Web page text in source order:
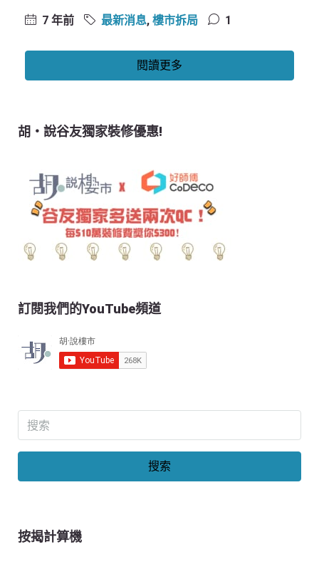
7 年前 最新消息, 樓市拆局 1
閱讀更多
胡‧說谷友獨家裝修優惠!
訂閱我們的YouTube頻道
搜索
按揭計算機